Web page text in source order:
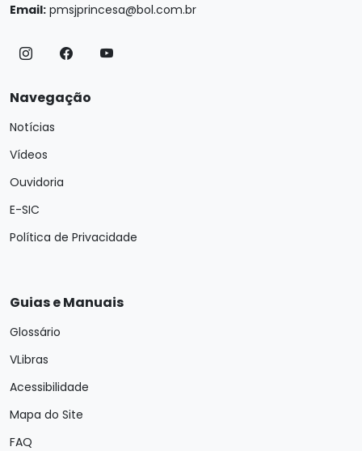
Email: pmsjprincesa@bol.com.br
Navegação
Notícias
Vídeos
Ouvidoria
E-SIC
Política de Privacidade
Guias e Manuais
Glossário
VLibras
Acessibilidade
Mapa do Site
FAQ